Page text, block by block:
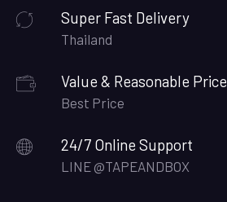
Super Fast Delivery
Thailand
Value & Reasonable Price
Best Price
24/7 Online Support
LINE @TAPEANDBOX